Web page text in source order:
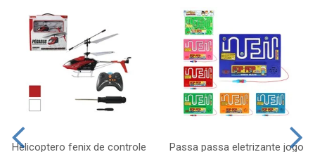
Helicoptero fenix de controle
Passa passa eletrizante jogo